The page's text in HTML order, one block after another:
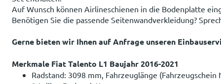
Auf Wunsch können Airlineschienen in die Bodenplatte
Benötigen Sie die passende Seitenwandverkleidung?
Gerne bieten wir Ihnen auf Anfrage unseren
Merkmale Fiat Talento L1 Baujahr 2016-2021
Radstand: 3098 mm, Fahrzeuglänge (Fahrzeugschein